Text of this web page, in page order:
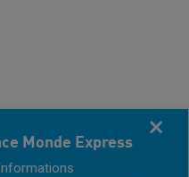
Monde Express